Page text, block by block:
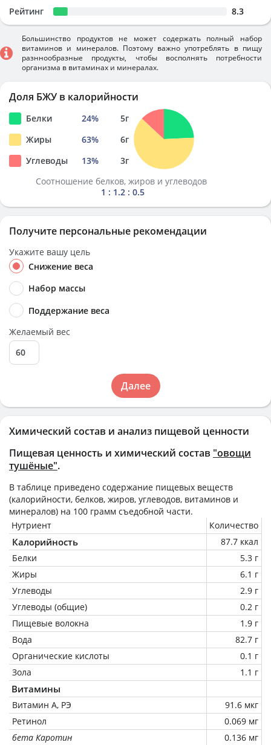
Химический состав и анализ пищевой ценности
Пищевая ценность и химический состав "овощи
тушёные".
В таблице приведено содержание пищевых веществ
(калорийности, белков, жиров, углеводов, витаминов и
минералов) на 100 грамм съедобной части.
Нутриент
Количество
Калорийность
87.7 ккал
Белки
5.3 г
Жиры
6.1 г
Углеводы
2.9 г
Углеводы (общие)
0.2 г
Пищевые волокна
1.9 г
Вода
82.7 г
Органические кислоты
0.1 г
Зола
1.1 г
Витамины
Витамин А, РЭ
91.6 мкг
Ретинол
0.069 мг
бета Каротин
0.136 мг
Рейтинг 8.3
Большинство продуктов не может содержать полный набор
витаминов и минералов. Поэтому важно употреблять в пищу
разннообразные продукты, чтобы восполнять потребности
организма в витаминах и минералах.
Доля БЖУ в калорийности
Белки 24% 5г
Жиры
63% 6г
Углеводы
13% 3г
Соотношение белков, жиров и углеводов
1 : 1.2 : 0.5
Получите персональные рекомендации
Укажите вашу цель
Снижение веса
Набор массы
Поддержание веса
Желаемый вес
Далее